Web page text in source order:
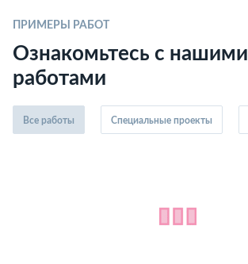
ПРИМЕРЫ РАБОТ
Ознакомьтесь с нашими
работами
Все работы Специальные проекты